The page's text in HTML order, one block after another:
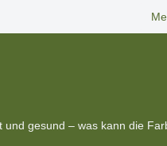
und gesund – was kann die